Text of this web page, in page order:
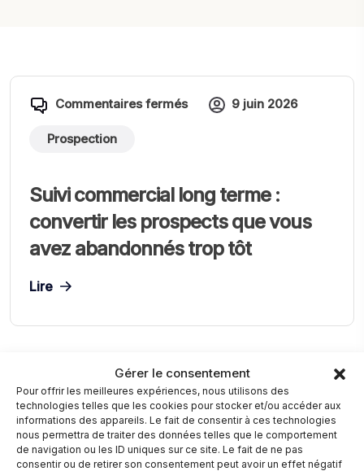
Gérer le consentement
Pour offrir les meilleures expériences, nous utilisons des
technologies telles que les cookies pour stocker et/ou accéder aux
informations des appareils. Le fait de consentir à ces technologies
nous permettra de traiter des données telles que le comportement
de navigation ou les ID uniques sur ce site. Le fait de ne pas
consentir ou de retirer son consentement peut avoir un effet négatif
Commentaires fermés 9 juin 2026
Prospection
Suivi commercial long terme :
convertir les prospects que vous
avez abandonnés trop tôt
Lire